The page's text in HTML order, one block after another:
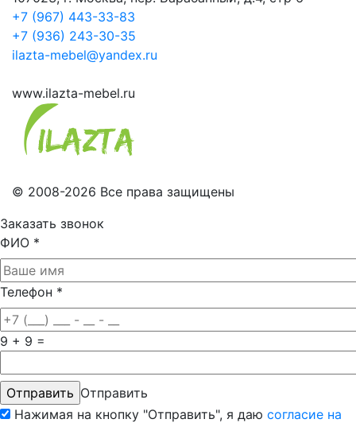
+7 (967) 443-33-83
+7 (936) 243-30-35
ilazta-mebel@yandex.ru
www.ilazta-mebel.ru
© 2008-2026 Все права защищены
Заказать звонок
ФИО *
Телефон *
9 + 9 =
Отправить
Нажимая на кнопку "Отправить", я даю согласие на